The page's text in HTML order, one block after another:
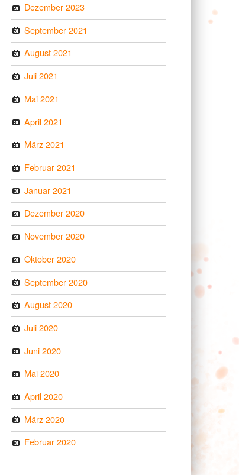
Dezember 2023
September 2021
August 2021
Juli 2021
Mai 2021
April 2021
März 2021
Februar 2021
Januar 2021
Dezember 2020
November 2020
Oktober 2020
September 2020
August 2020
Juli 2020
Juni 2020
Mai 2020
April 2020
März 2020
Februar 2020